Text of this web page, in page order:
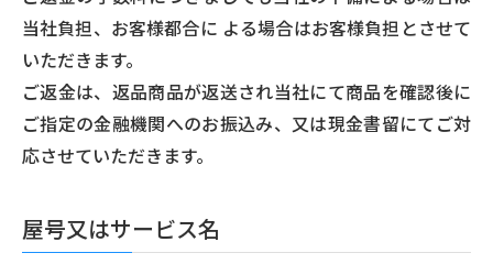
当社負担、お客様都合に よる場合はお客様負担とさせて
いただきます。
ご返金は、返品商品が返送され当社にて商品を確認後に
ご指定の金融機関へのお振込み、又は現金書留にてご対
応させていただきます。
屋号又はサービス名